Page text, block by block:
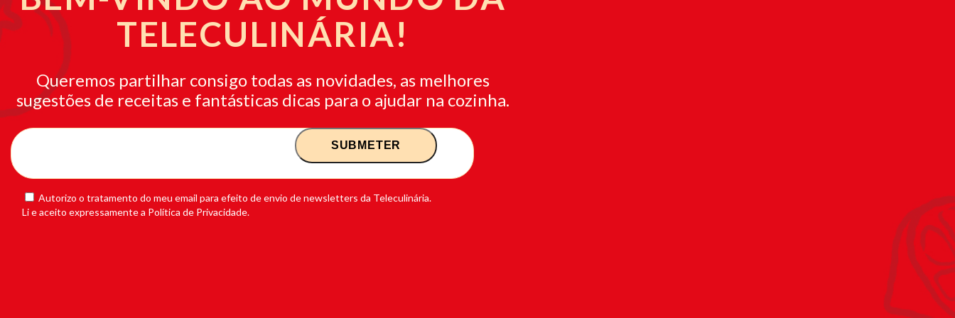
TELECULINÁRIA!
Queremos partilhar consigo todas as novidades, as melhores
sugestões de receitas e fantásticas dicas para o ajudar na cozinha.
Autorizo o tratamento do meu email para efeito de envio de newsletters da Teleculinária.
Li e aceito expressamente a Política de Privacidade.